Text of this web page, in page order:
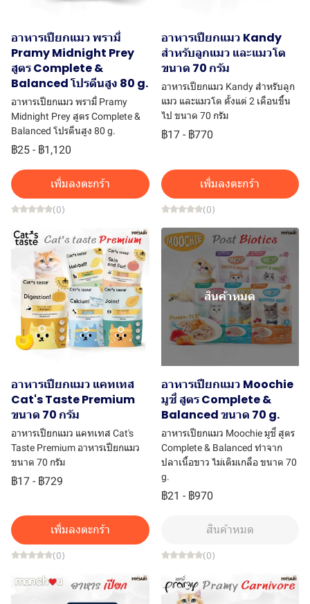
อาหารเปียกแมว พรามี่
Pramy Midnight Prey
สูตร Complete &
Balanced โปรตีนสูง 80 g.
อาหารเปียกแมว พรามี่ Pramy
Midnight Prey สูตร Complete &
Balanced โปรตีนสูง 80 g.
฿25 - ฿1,120
เพิ่มลงตะกร้า
(0)
อาหารเปียกแมว Kandy
สำหรับลูกแมว และแมวโต
ขนาด 70 กรัม
อาหารเปียกแมว Kandy สำหรับลูก
แมว และแมวโต ตั้งแต่ 2 เดือนขึ้น
ไป ขนาด 70 กรัม
฿17- ฿770
เพิ่มลงตะกร้า
(0)
อาหารเปียกแมว แคทเทส
Cat's Taste Premium
ขนาด 70 กรัม
อาหารเปียกแมว แคทเทส Cat's
Taste Premium อาหารเปียกแมว
ขนาด 70 กรัม
฿17 - ฿729
เพิ่มลงตะกร้า
(0)
สินค้าหมด
อาหารเปียกแมว Moochie
มูชี่ สูตร Complete &
Balanced ขนาด 70 g.
อาหารเปียกแมว Moochie มูชี่ สูตร
Complete & Balanced ทำจาก
ปลาเนื้อขาว ไม่เติมเกลือ ขนาด 70
g.
฿21 - ฿970
สินค้าหมด
(0)